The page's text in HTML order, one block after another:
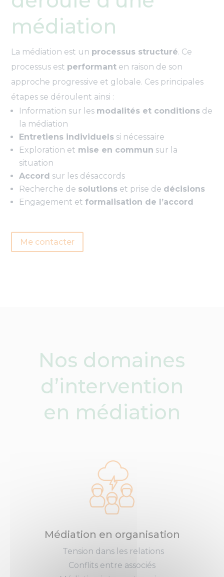
médiation
La médiation est un processus structuré. Ce
processus est performant en raison de son
approche progressive et globale. Ces principales
étapes se déroulent ainsi :
Information sur les modalités et conditions de
la médiation
Entretiens individuels si nécessaire
Exploration et mise en commun sur la
situation
Accord sur les désaccords
Recherche de solutions et prise de décisions
Engagement etformalisation de l’accord
Me contacter
Nos domaines
d’intervention
en médiation
Médiation en organisation
Tension dans les relations
Conflits entre associés